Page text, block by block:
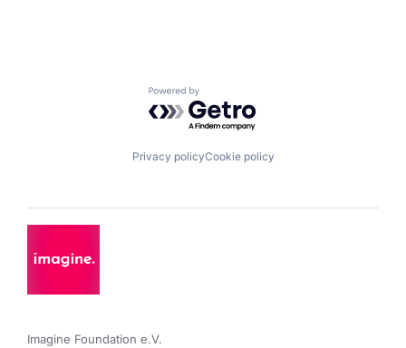
Powered by Getro.com
Privacy policyCookie policy
Imagine Foundation e.V.